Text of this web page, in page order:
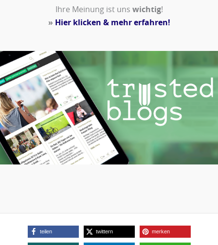
Ihre Meinung ist uns wichtig!
» Hier klicken & mehr erfahren!
teilen twittern merken